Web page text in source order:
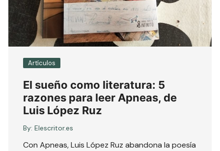
Artículos
El sueño como literatura: 5
razones para leer Apneas, de
Luis López Ruz
By: Elescritor.es
Con Apneas, Luis López Ruz abandona la poesía